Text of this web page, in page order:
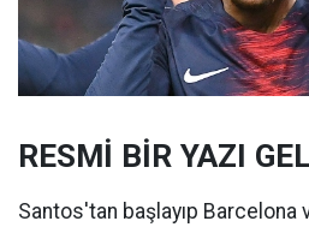
RESMİ BİR YAZI
Santos'tan başlayıp Barcelona